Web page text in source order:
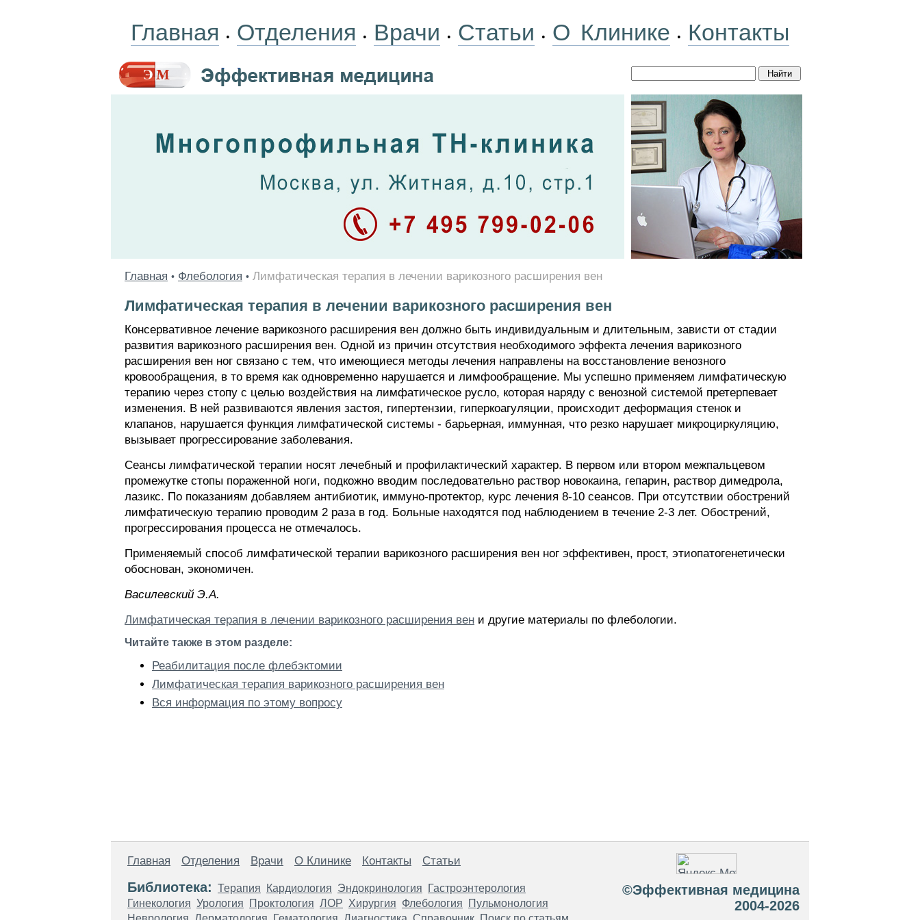
Главная • Отделения • Врачи • Статьи • О Клинике • Контакты
Главная • Флебология • Лимфатическая терапия в лечении варикозного расширения вен
Лимфатическая терапия в лечении варикозного расширения вен
Консервативное лечение варикозного расширения вен должно быть индивидуальным и длительным, зависти от стадии
развития варикозного расширения вен. Одной из причин отсутствия необходимого эффекта лечения варикозного
расширения вен ног связано с тем, что имеющиеся методы лечения направлены на восстановление венозного
кровообращения, в то время как одновременно нарушается и лимфообращение. Мы успешно применяем лимфатическую
терапию через стопу с целью воздействия на лимфатическое русло, которая наряду с венозной системой претерпевает
изменения. В ней развиваются явления застоя, гипертензии, гиперкоагуляции, происходит деформация стенок и
клапанов, нарушается функция лимфатической системы - барьерная, иммунная, что резко нарушает микроциркуляцию,
вызывает прогрессирование заболевания.
Сеансы лимфатической терапии носят лечебный и профилактический характер. В первом или втором межпальцевом
промежутке стопы пораженной ноги, подкожно вводим последовательно раствор новокаина, гепарин, раствор димедрола,
лазикс. По показаниям добавляем антибиотик, иммуно-протектор, курс лечения 8-10 сеансов. При отсутствии обострений
лимфатическую терапию проводим 2 раза в год. Больные находятся под наблюдением в течение 2-3 лет. Обострений,
прогрессирования процесса не отмечалось.
Применяемый способ лимфатической терапии варикозного расширения вен ног эффективен, прост, этиопатогенетически
обоснован, экономичен.
Baсилeвcкий Э.A.
Лимфатическая терапия в лечении варикозного расширения вен и другие материалы по флебологии.
Читайте также в этом разделе:
Реабилитация после флебэктомии
Лимфатическая терапия варикозного расширения вен
Вся информация по этому вопросу
Главная Отделения Врачи О Клинике Контакты Статьи
Библиотека: Терапия Кардиология Эндокринология
Гастроэнтерология
Гинекология Урология Проктология ЛОР Хирургия Флебология
Пульмонология
©Эффективная медицина
2004-2026